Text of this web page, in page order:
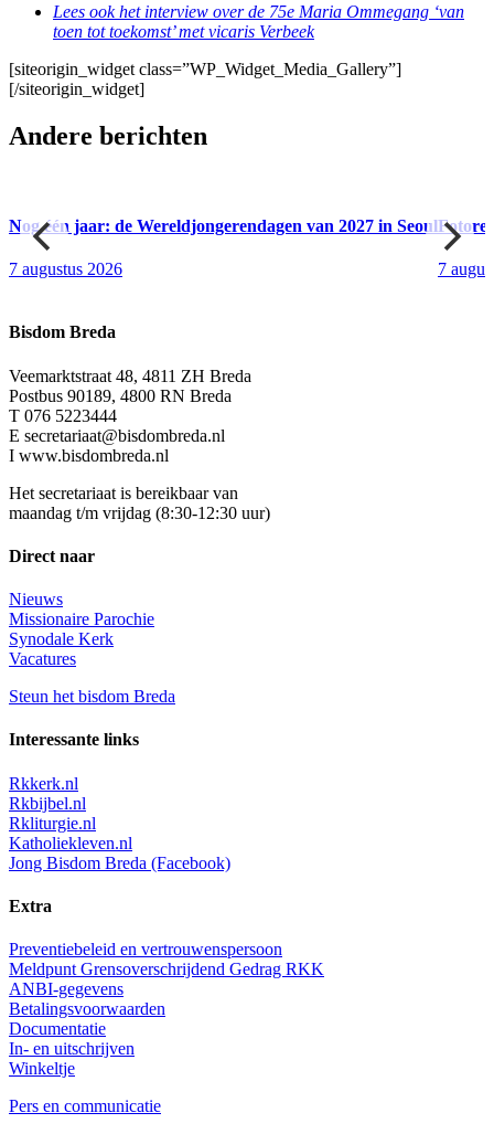
Lees ook het interview over de 75e Maria Ommegang ‘van
toen tot toekomst’ met vicaris Verbeek
[siteorigin_widget class=”WP_Widget_Media_Gallery”]
[/siteorigin_widget]
Andere berichten
Nog één jaar: de Wereldjongerendagen van 2027 in Seoul
7 augustus 2026 7
Bisdom Breda
Veemarktstraat 48, 4811 ZH Breda
Postbus 90189, 4800 RN Breda
T 076 5223444
E secretariaat@bisdombreda.nl
I www.bisdombreda.nl
Het secretariaat is bereikbaar van
maandag t/m vrijdag (8:30-12:30 uur)
Direct naar
Nieuws
Missionaire Parochie
Synodale Kerk
Vacatures
Steun het bisdom Breda
Interessante links
Rkkerk.nl
Rkbijbel.nl
Rkliturgie.nl
Katholiekleven.nl
Jong Bisdom Breda (Facebook)
Extra
Preventiebeleid en vertrouwenspersoon
Meldpunt Grensoverschrijdend Gedrag RKK
ANBI-gegevens
Betalingsvoorwaarden
Documentatie
In- en uitschrijven
Winkeltje
Pers en communicatie